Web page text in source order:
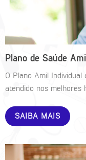
Plano de Saúde Amil
O Plano Amil
atendido nos melhores
SAIBA MAIS